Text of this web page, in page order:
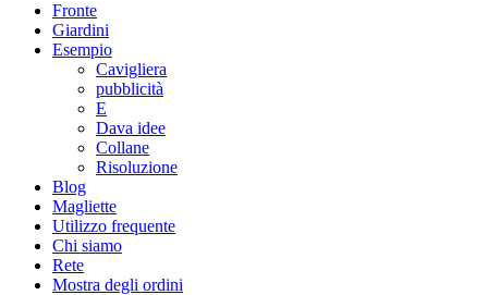
Fronte
Giardini
Esempio
Cavigliera
pubblicità
E
Dava idee
Collane
Risoluzione
Blog
Magliette
Utilizzo frequente
Chi siamo
Rete
Mostra degli ordini